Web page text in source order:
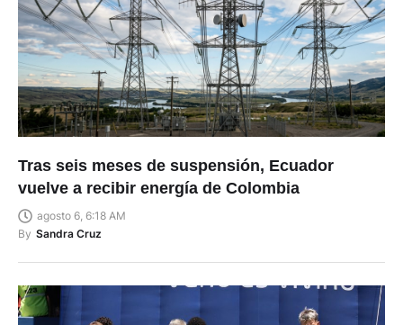
Tras seis meses de suspensión, Ecuador
vuelve a recibir energía de Colombia
agosto 6, 6:18 AM
By Sandra Cruz